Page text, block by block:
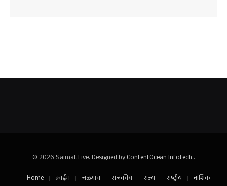
© 2026 Saimat Live. Designed byContentOcean Infotech..
Home
क्राईम जळगाव राजकीय राज्य राष्ट्रीय नाशिक